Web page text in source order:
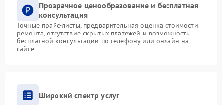
Прозрачное ценообразование и бесплатная
консультация
Точные прайс-листы, предварительная оценка стоимости
ремонта, отсутствие скрытых платежей и возможность
бесплатной консультации по телефону или онлайн на
сайте
Широкий спектр услуг